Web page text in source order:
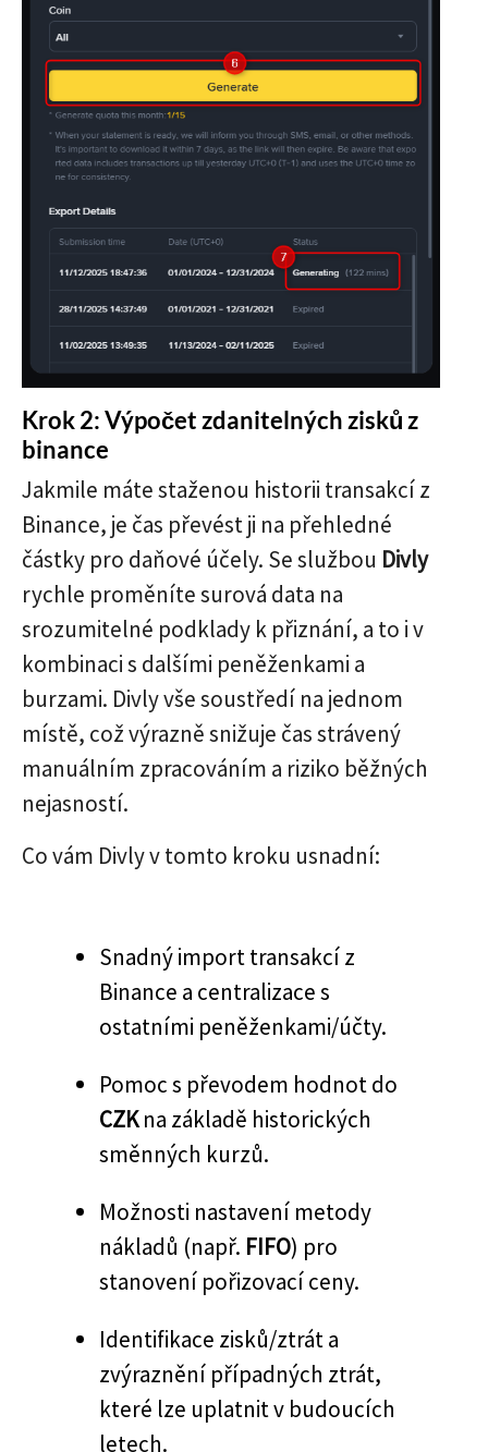
Krok 2: Výpočet zdanitelných zisků z
binance
Jakmile máte staženou historii transakcí z
Binance, je čas převést ji na přehledné
částky pro daňové účely. Se službou Divly
rychle proměníte surová data na
srozumitelné podklady k přiznání, a to i v
kombinaci s dalšími peněženkami a
burzami. Divly vše soustředí na jednom
místě, což výrazně snižuje čas strávený
manuálním zpracováním a riziko běžných
nejasností.
Co vám Divly v tomto kroku usnadní:
Snadný import transakcí z
Binance a centralizace s
ostatními peněženkami/účty.
Pomoc s převodem hodnot do
CZKna základě historických
směnných kurzů.
Možnosti nastavení metody
nákladů (např. FIFO) pro
stanovení pořizovací ceny.
Identifikace zisků/ztrát a
zvýraznění případných ztrát,
které lze uplatnit v budoucích
letech.